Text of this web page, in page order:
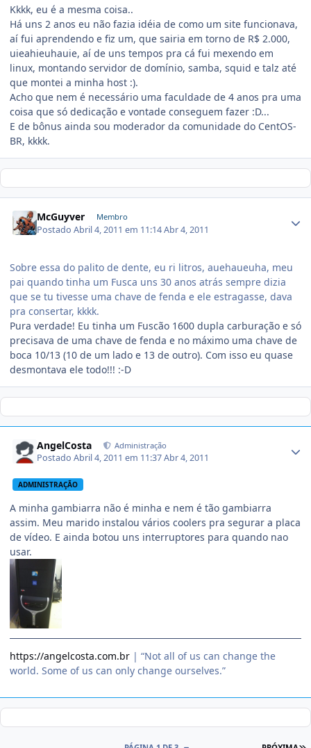
Kkkk, eu é a mesma coisa..
Há uns 2 anos eu não fazia idéia de como um site funcionava,
aí fui aprendendo e fiz um, que sairia em torno de R$ 2.000,
uieahieuhauie, aí de uns tempos pra cá fui mexendo em
linux, montando servidor de domínio, samba, squid e talz até
que montei a minha host :).
Acho que nem é necessário uma faculdade de 4 anos pra uma
coisa que só dedicação e vontade conseguem fazer :D...
E de bônus ainda sou moderador da comunidade do CentOS-
BR, kkkk.
McGuyver Membro
PostadoAbril 4, 2011 em 11:14Abr 4, 2011
Sobre essa do palito de dente, eu ri litros, auehaueuha, meu
pai quando tinha um Fusca uns 30 anos atrás sempre dizia
que se tu tivesse uma chave de fenda e ele estragasse, dava
pra consertar, kkkk.
Pura verdade! Eu tinha um Fuscão 1600 dupla carburação e só
precisava de uma chave de fenda e no máximo uma chave de
boca 10/13 (10 de um lado e 13 de outro). Com isso eu quase
desmontava ele todo!!! :-D
AngelCosta Administração
PostadoAbril 4, 2011 em 11:37Abr 4, 2011
ADMINISTRAÇÃO
A minha gambiarra não é minha e nem é tão gambiarra
assim. Meu marido instalou vários coolers pra segurar a placa
de vídeo. E ainda botou uns interruptores para quando nao
usar.
https://angelcosta.com.br | “Not all of us can change the
world. Some of us can only change ourselves.”